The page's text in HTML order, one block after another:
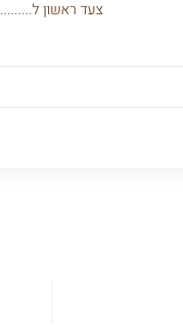
צעד ראשון ל.........